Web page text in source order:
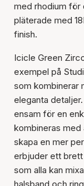
med rhodium för
pläterade med
finish.
Icicle Green
exempel på
som kombinerar
eleganta
ensam för en
kombineras
skapa en mer
erbjuder ett
som alla kan